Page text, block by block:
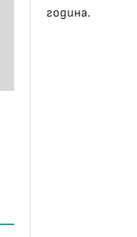
година.